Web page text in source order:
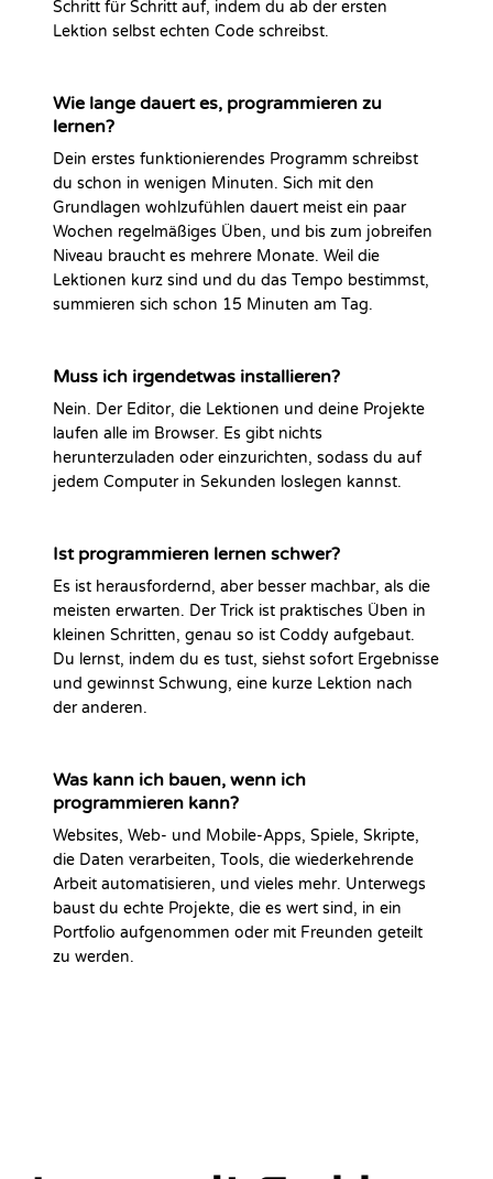
Schritt für Schritt auf, indem du ab der ersten
Lektion selbst echten Code schreibst.
Wie lange dauert es, programmieren zu
lernen?
Dein erstes funktionierendes Programm schreibst
du schon in wenigen Minuten. Sich mit den
Grundlagen wohlzufühlen dauert meist ein paar
Wochen regelmäßiges Üben, und bis zum jobreifen
Niveau braucht es mehrere Monate. Weil die
Lektionen kurz sind und du das Tempo bestimmst,
summieren sich schon 15 Minuten am Tag.
Muss ich irgendetwas installieren?
Nein. Der Editor, die Lektionen und deine Projekte
laufen alle im Browser. Es gibt nichts
herunterzuladen oder einzurichten, sodass du auf
jedem Computer in Sekunden loslegen kannst.
Ist programmieren lernen schwer?
Es ist herausfordernd, aber besser machbar, als die
meisten erwarten. Der Trick ist praktisches Üben in
kleinen Schritten, genau so ist Coddy aufgebaut.
Du lernst, indem du es tust, siehst sofort Ergebnisse
und gewinnst Schwung, eine kurze Lektion nach
der anderen.
Was kann ich bauen, wenn ich
programmieren kann?
Websites, Web- und Mobile-Apps, Spiele, Skripte,
die Daten verarbeiten, Tools, die wiederkehrende
Arbeit automatisieren, und vieles mehr. Unterwegs
baust du echte Projekte, die es wert sind, in ein
Portfolio aufgenommen oder mit Freunden geteilt
zu werden.